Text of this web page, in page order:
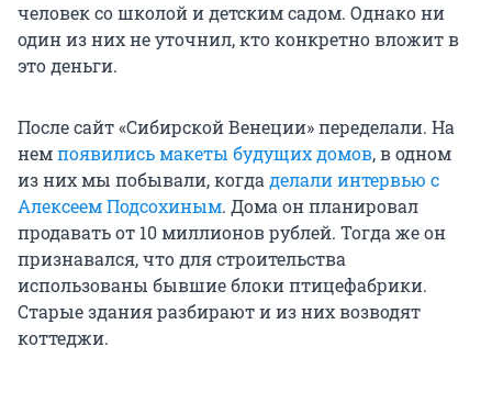
человек со школой и детским садом. Однако ни
один из них не уточнил, кто конкретно вложит в
это деньги.
После сайт «Сибирской Венеции» переделали. На
немпоявились макеты будущих домов, в одном
из них мы побывали, когдаделали интервью с
Алексеем Подсохиным. Дома он планировал
продавать от 10 миллионов рублей. Тогда же он
признавался, что для строительства
использованы бывшие блоки птицефабрики.
Старые здания разбирают и из них возводят
коттеджи.